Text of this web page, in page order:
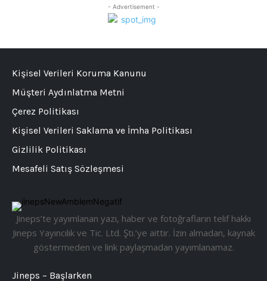
- Advertisement -
Jineps’te yayımlanan yazı, haber ve fotoğrafların telif hakkı
Jineps Yayıncılık ve Tic. Ltd. Şti.’ye aittir. İzin almadan, kaynak
göstermeden ve link paylaşmadan yayımlanamaz.
Jineps – Başlarken
Kişisel Verileri Koruma Kanunu
Müşteri Aydınlatma Metni
Çerez Politikası
Kişisel Verileri Saklama ve İmha Politikası
Gizlilik Politikası
Mesafeli Satış Sözleşmesi